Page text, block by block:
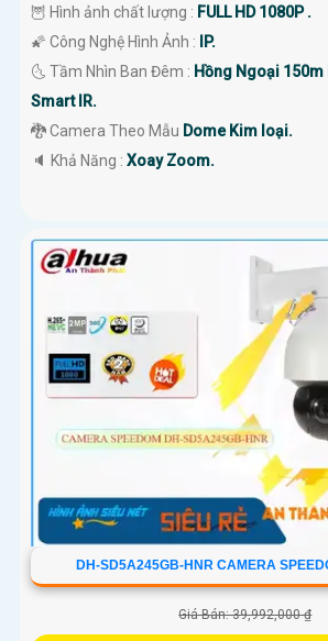
🦉 Hình ảnh chất lượng : FULL HD 1080P .
🌠 Công Nghệ Hình Ảnh :
IP.
🌜 Tầm Nhìn Ban Đêm : Hồng Ngoại
Smart IR.
🐉️ Camera Theo Mẫu Dome Kim loại.
️🔈 Khả Năng : Xoay Zoom.
DH-SD5A245GB-HNR CAMERA
Giá Bán: 39,992,000 ₫